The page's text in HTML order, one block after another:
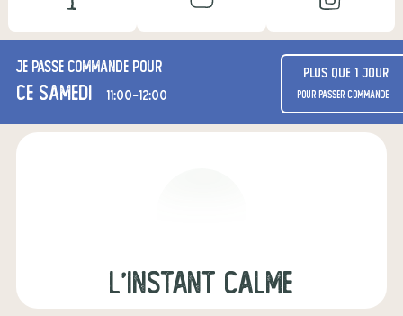
Je passe commande pour
ce samedi 11:00-12:00
Plus que 1 jour
pour passer commande
L'Instant Calme